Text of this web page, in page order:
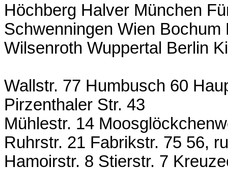
Höchberg Halver München
Schwenningen Wien
Wilsenroth Wuppertal Berlin
Wallstr. 77 Humbusch 60
Pirzenthaler Str. 43
Mühlestr. 14
Ruhrstr. 21 Fabrikstr. 75 56,
Hamoirstr. 8 Stierstr. 7